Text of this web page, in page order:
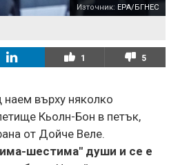
Източник: EPA/БГНЕС
1 5
върху няколко
Кьолн-Бон в петък,
от Дойче Веле.
шестима" души и се е